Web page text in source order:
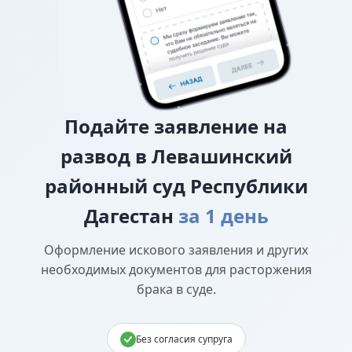
Подайте заявление на
развод в Левашинский
районный суд Республики
Дагестан за 1 день
Оформление искового заявления и других
необходимых документов для расторжения
брака в суде.
Без согласия супруга